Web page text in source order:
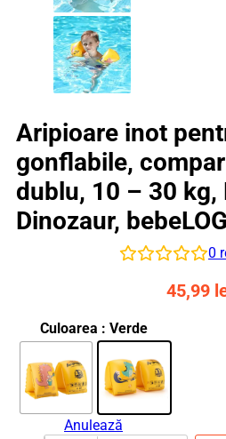
Aripioare inot
gonflabile,
dublu, 10 – 30 kg,
Dinozaur,
0
45,99
Culoarea : Verde
Anulează